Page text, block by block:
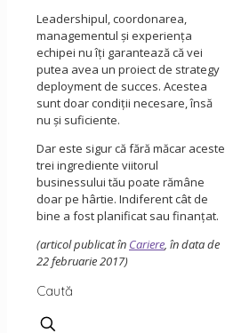
Leadershipul, coordonarea,
managementul şi experienţa
echipei nu îți garantează că vei
putea avea un proiect de strategy
deployment de succes. Acestea
sunt doar condiţii necesare, însă
nu şi suficiente.
Dar este sigur că fără măcar aceste
trei ingrediente viitorul
businessului tău poate rămâne
doar pe hârtie. Indiferent cât de
bine a fost planificat sau finanţat.
(articol publicat în Cariere, în data de
22 februarie 2017)
Caută